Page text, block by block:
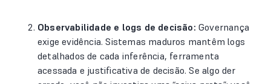
Observabilidade e logs de decisão: Governança
exige evidência. Sistemas maduros mantêm logs
detalhados de cada inferência, ferramenta
acessada e justificativa de decisão. Se algo der